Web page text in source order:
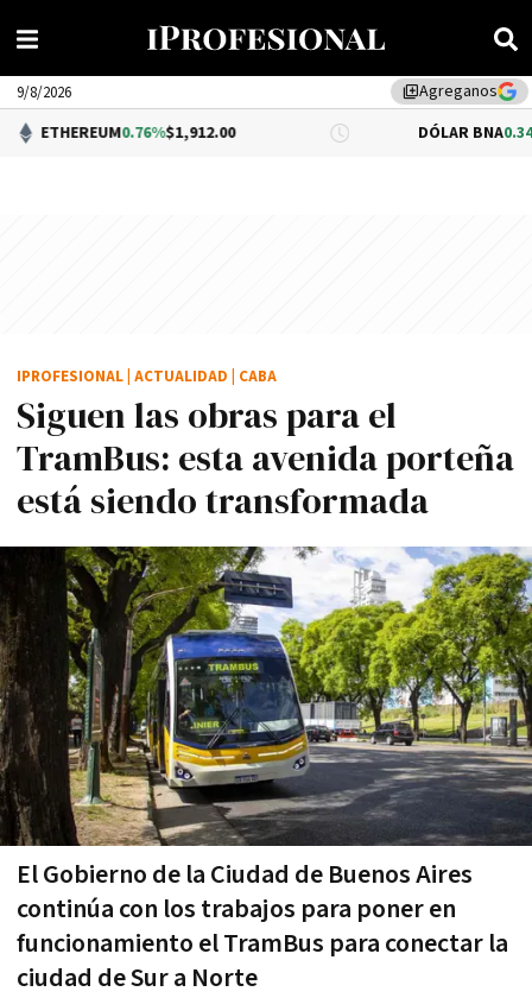
library_addAgreganos
9/8/2026
0.76%$1,912.00 DÓLAR BNA 0.34%$1,520.00
Siguen las obras para el
TramBus: esta avenida porteña
está siendo transformada
El Gobierno de la Ciudad de Buenos Aires
continúa con los trabajos para poner en
funcionamiento el TramBus para conectar la
ciudad de Sur a Norte
IPROFESIONAL ACTUALIDAD CABA